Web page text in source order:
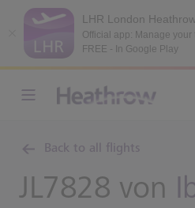
LHR London
Official app: Manage your
FREE - In Google Play
Back to all flights
JL7828 von